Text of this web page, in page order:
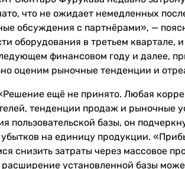
что не ожидает немедленных
обсуждения с партнёрами», —
оборудования в третьем квартале,
финансовом году и далее,
оценим рыночные тенденции и
ещё не принято. Любая
тенденции продаж и рыночные
пользовательской базы, он
на единицу продукции.
снизить затраты через массовое
установленной базы